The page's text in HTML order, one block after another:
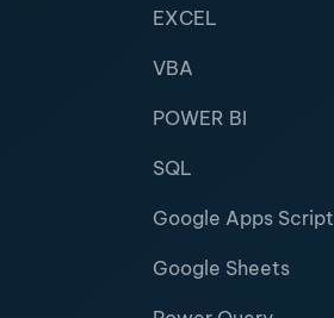
EXCEL
VBA
POWER BI
SQL
Google Apps Script
Google Sheets